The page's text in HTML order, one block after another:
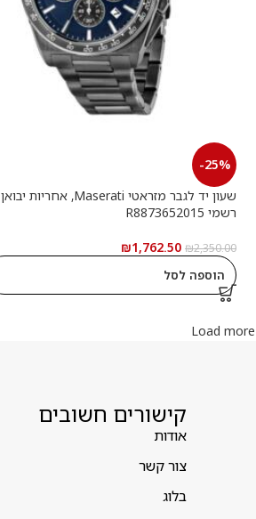
-25%
שעון יד לגבר מזראטי Maserati, אחריות יבואן
רשמי R8873652015
₪2,350.00
₪1,762.50
הוספה לסל
Load
קישורים חשובים
אודות
צור קשר
בלוג